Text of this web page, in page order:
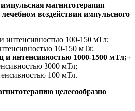
магнитотерапия
воздействии импульсного
интенсивностью 100-150 мТл;
10-150 мТл;
и интенсивностью 1000-1500 мТл;+
3000 мТл;
100 мТл.
целесообразно